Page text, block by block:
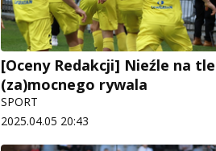
[Oceny Redakcji] Nieźle na tle
(za)mocnego rywala
SPORT
2025.04.05 20:43